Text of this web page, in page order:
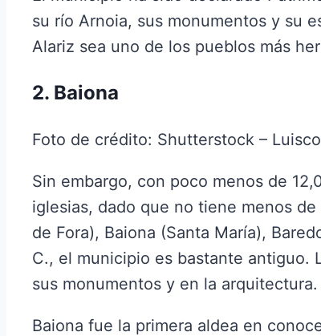
su río Arnoia, sus monumentos y su
Alariz sea uno de los pueblos más
2. Baiona
Foto de crédito: Shutterstock –
Sin embargo, con poco menos de
iglesias, dado que no tiene menos
de Fora), Baiona (Santa María),
C., el municipio es bastante antiguo.
sus monumentos y en la arquitectura.
Baiona fue la primera aldea en